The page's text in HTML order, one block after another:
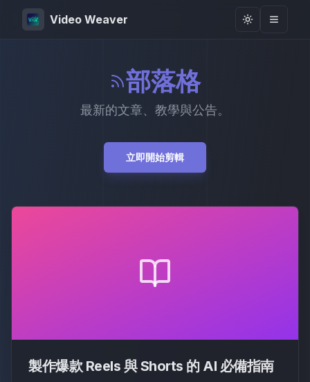
Video Weaver Toggle
部落格
最新的文章、教學與公告。
立即開始剪輯
製作爆款 Reels 與 Shorts 的 AI 必備指南